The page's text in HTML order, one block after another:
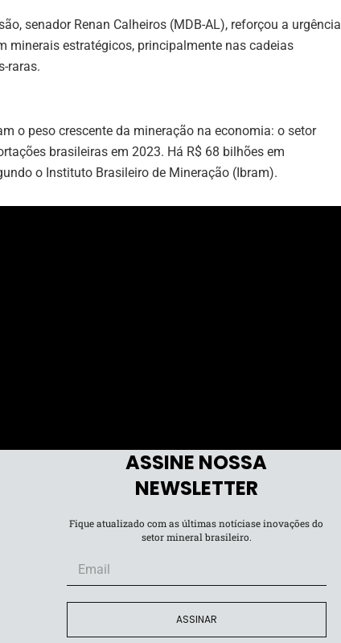
senador Renan Calheiros (MDB-AL), reforçou a urgência
minerais estratégicos, principalmente nas cadeias
raras.
o peso crescente da mineração na economia: o setor
brasileiras em 2023. Há R$ 68 bilhões em
o Instituto Brasileiro de Mineração (Ibram).
preciso garantir estabilidade regulatória e evitar
em torno da Compensação Financeira pela Exploração
“imposto do pecado” previsto na reforma tributária.
ASSINE NOSSA
NEWSLETTER
Fique atualizado com as últimas notíciase inovações do
setor mineral brasileiro.
ASSINAR